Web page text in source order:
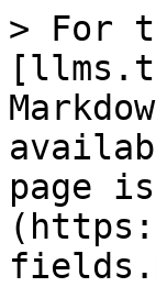
> For
page